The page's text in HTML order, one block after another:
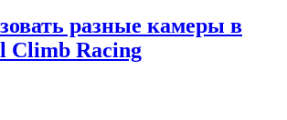
разные камеры в
Climb Racing